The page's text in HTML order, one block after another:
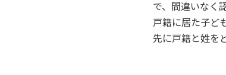
で、間違いなく
戸籍に居た子ど
先に戸籍と姓を